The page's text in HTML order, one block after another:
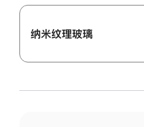
纳米纹理玻璃